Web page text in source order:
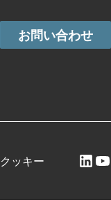
お問い合わせ
クッキー